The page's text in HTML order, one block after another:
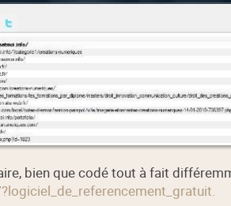
bien que codé tout à fait